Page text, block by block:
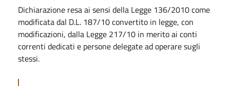
Dichiarazione resa ai sensi della Legge 136/2010 come
modificata dal D.L. 187/10 convertito in legge, con
modificazioni, dalla Legge 217/10 in merito ai conti
correnti dedicati e persone delegate ad operare sugli
stessi.